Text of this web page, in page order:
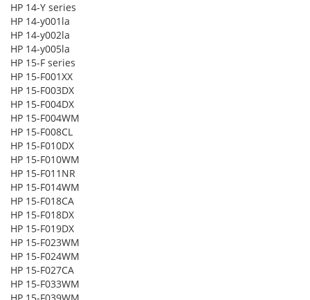
HP 14-Y series
HP 14-y001la
HP 14-y002la
HP 14-y005la
HP 15-F series
HP 15-F001XX
HP 15-F003DX
HP 15-F004DX
HP 15-F004WM
HP 15-F008CL
HP 15-F010DX
HP 15-F010WM
HP 15-F011NR
HP 15-F014WM
HP 15-F018CA
HP 15-F018DX
HP 15-F019DX
HP 15-F023WM
HP 15-F024WM
HP 15-F027CA
HP 15-F033WM